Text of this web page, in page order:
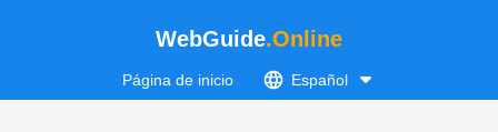
WebGuide.Online
Página de inicio Español